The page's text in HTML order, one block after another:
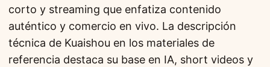
corto y streaming que enfatiza contenido
auténtico y comercio en vivo. La descripción
técnica de Kuaishou en los materiales de
referencia destaca su base en IA, short videos y